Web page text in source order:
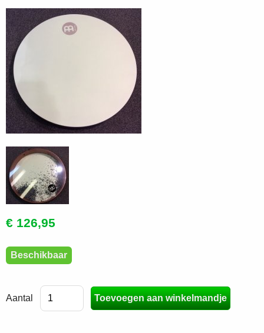
€ 126,95
Beschikbaar
Aantal